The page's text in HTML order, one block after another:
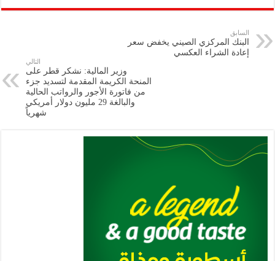
p
y
Li
eb
k
tt
nt
at
A
p
gr
ai
ar
السابق
البنك المركزي الصيني يخفض سعر
إعادة الشراء العكسي
التالي
وزير المالية: نشكر قطر على
المنحة الكريمة المقدمة لتسديد جزء
من فاتورة الأجور والرواتب الحالية
والبالغة 29 مليون دولار أمريكي
شهرياً